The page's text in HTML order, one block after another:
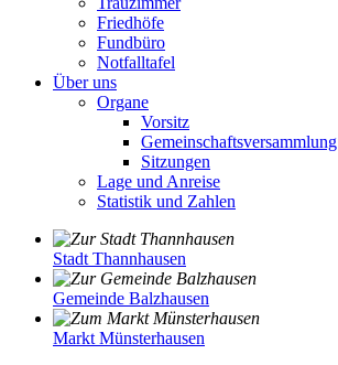
Friedhöfe
Fundbüro
Notfalltafel
Über uns
Organe
Vorsitz
Gemeinschaftsversammlung
Sitzungen
Lage und Anreise
Statistik und Zahlen
Stadt Thannhausen
Gemeinde Balzhausen
Markt Münsterhausen